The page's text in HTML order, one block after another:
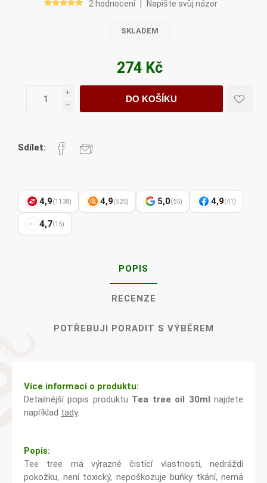
2 hodnocení Napište svůj názor
SKLADEM
274 Kč
i
h
DO KOŠÍKU
Sdílet:
4,9(1138) 4,9(525) 5,0(55) 4,9(41)
4,7(15)
POPIS
RECENZE
POTŘEBUJI PORADIT S VÝBĚREM
Více informací o produktu:
Detailnější popis produktu Tea tree oil 30ml najdete
například tady.
Popis:
Tee tree má výrazné čistící vlastnosti, nedráždí
pokožku, není toxický, nepoškozuje buňky tkání, nemá